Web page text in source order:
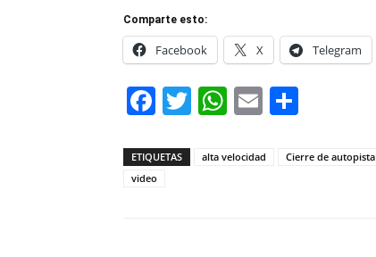
Comparte esto:
Facebook X Telegram
Facebook
Twitter
WhatsApp
Email
ETIQUETAS alta velocidad Cierre de autopista
video